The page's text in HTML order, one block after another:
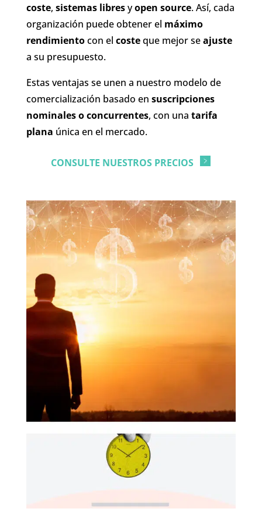
coste, sistemas libresyopen source. Así, cada
organización puede obtener el máximo
rendimientocon el costeque mejor seajuste
a su presupuesto.
Estas ventajas se unen a nuestro modelo de
comercialización basado en suscripciones
nominales o concurrentes, con una tarifa
plana única en el mercado.
CONSULTE NUESTROS PRECIOS